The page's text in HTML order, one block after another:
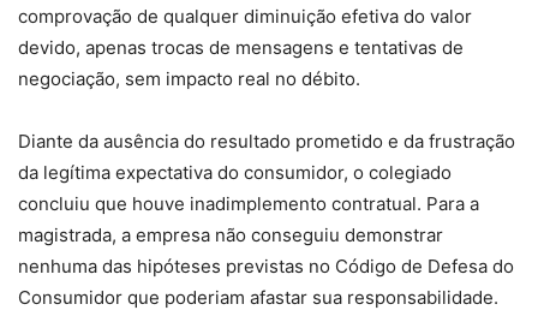
comprovação de qualquer diminuição efetiva do valor
devido, apenas trocas de mensagens e tentativas de
negociação, sem impacto real no débito.
Diante da ausência do resultado prometido e da frustração
da legítima expectativa do consumidor, o colegiado
concluiu que houve inadimplemento contratual. Para a
magistrada, a empresa não conseguiu demonstrar
nenhuma das hipóteses previstas no Código de Defesa do
Consumidor que poderiam afastar sua responsabilidade.